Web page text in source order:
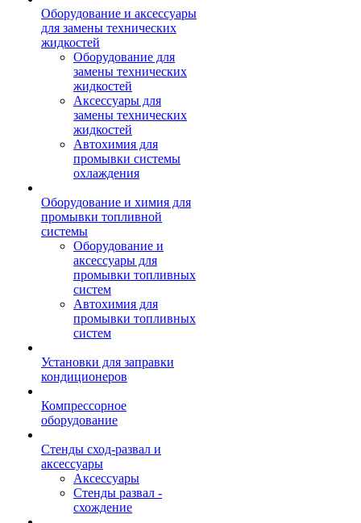
Оборудование и аксессуары
для замены технических
жидкостей
Оборудование для
замены технических
жидкостей
Аксессуары для
замены технических
жидкостей
Автохимия для
промывки системы
охлаждения
Оборудование и химия для
промывки топливной
системы
Оборудование и
аксессуары для
промывки топливных
систем
Автохимия для
промывки топливных
систем
Установки для заправки
кондиционеров
Компрессорное
оборудование
Стенды сход-развал и
аксессуары
Аксессуары
Стенды развал -
схождение